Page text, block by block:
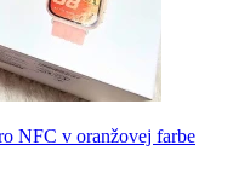
NFC v oranžovej farbe